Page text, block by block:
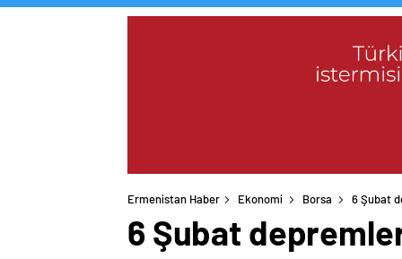
Ermenistan Haber Ekonomi Borsa 6 Şubat
6 Şubat